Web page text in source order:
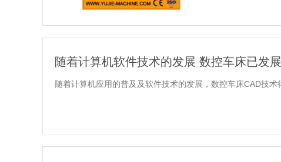
随着计算机软件技术的发展 数控车床已发
随着计算机应用的普及及软件技术的发展，数控车床CAD技术